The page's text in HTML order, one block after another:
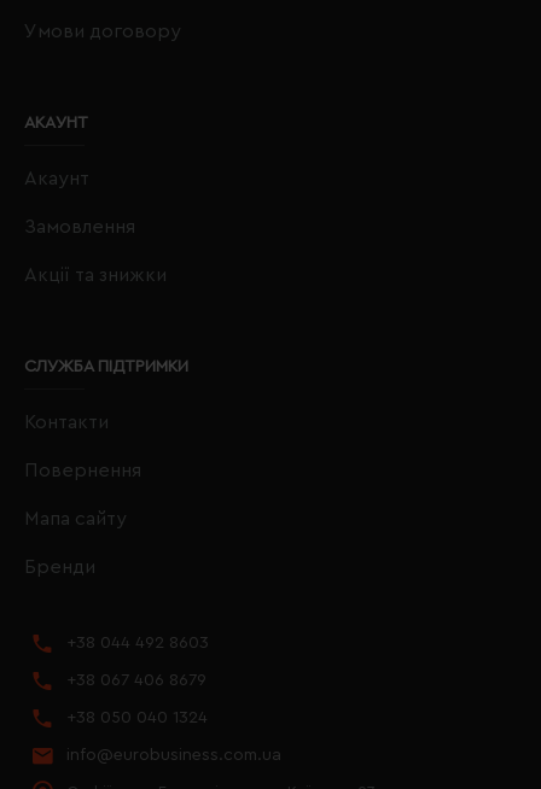
Умови договору
АКАУНТ
Акаунт
Замовлення
Акції та знижки
СЛУЖБА ПІДТРИМКИ
Контакти
Повернення
Мапа сайту
Бренди
+38 044 492 8603
+38 067 406 8679
+38 050 040 1324
info@eurobusiness.com.ua